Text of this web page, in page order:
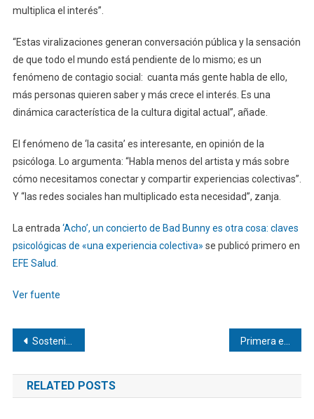
multiplica el interés”.
“Estas viralizaciones generan conversación pública y la sensación
de que todo el mundo está pendiente de lo mismo; es un
fenómeno de contagio social: cuanta más gente habla de ello,
más personas quieren saber y más crece el interés. Es una
dinámica característica de la cultura digital actual”, añade.
El fenómeno de ‘la casita’ es interesante, en opinión de la
psicóloga. Lo argumenta: “Habla menos del artista y más sobre
cómo necesitamos conectar y compartir experiencias colectivas”.
Y “las redes sociales han multiplicado esta necesidad”, zanja.
La entrada ‘Acho’, un concierto de Bad Bunny es otra cosa: claves
psicológicas de «una experiencia colectiva» se publicó primero en
EFE Salud
Ver fuente
Navegación
de
entradas
Sostenibilidad, un nuevo lenguaje común
RELATED POSTS